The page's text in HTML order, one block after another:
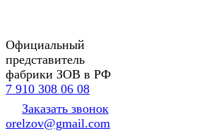
Официальный
представитель
фабрики ЗОВ в РФ
7 910 308 06 08
Заказать звонок
orelzov@gmail.com